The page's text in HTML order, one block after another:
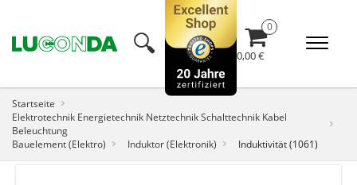
🔍︎ 0,00 €
Startseite
Elektrotechnik Energietechnik Netztechnik Schalttechnik Kabel
Beleuchtung
Bauelement (Elektro)
Induktor (Elektronik) Induktivität (1061)